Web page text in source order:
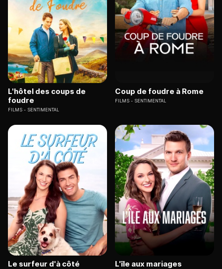
L'hôtel des coups de
foudre
FILMS SENTIMENTAL
Coup de foudre à Rome
FILMS SENTIMENTAL
Le surfeur d'à côté L'île aux mariages